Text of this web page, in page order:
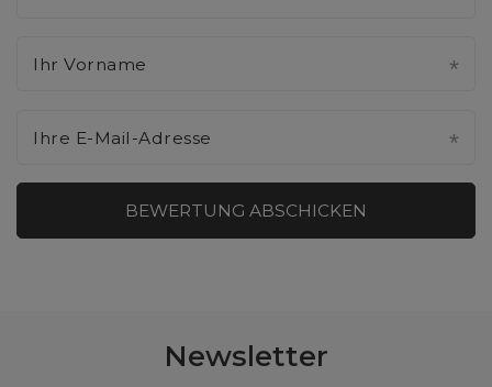
Ihr Vorname
Ihre E-Mail-Adresse
BEWERTUNG ABSCHICKEN
Newsletter